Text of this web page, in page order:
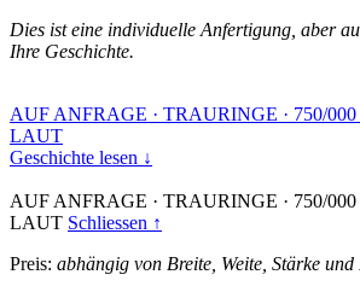
Dies ist eine individuelle Anfertigung, aber
Ihre Geschichte.
AUF ANFRAGE · TRAURINGE · 750/
LAUT
Geschichte lesen ↓
AUF ANFRAGE · TRAURINGE · 750/
LAUT Schliessen ↑
Preis: abhängig von Breite, Weite, Stärke